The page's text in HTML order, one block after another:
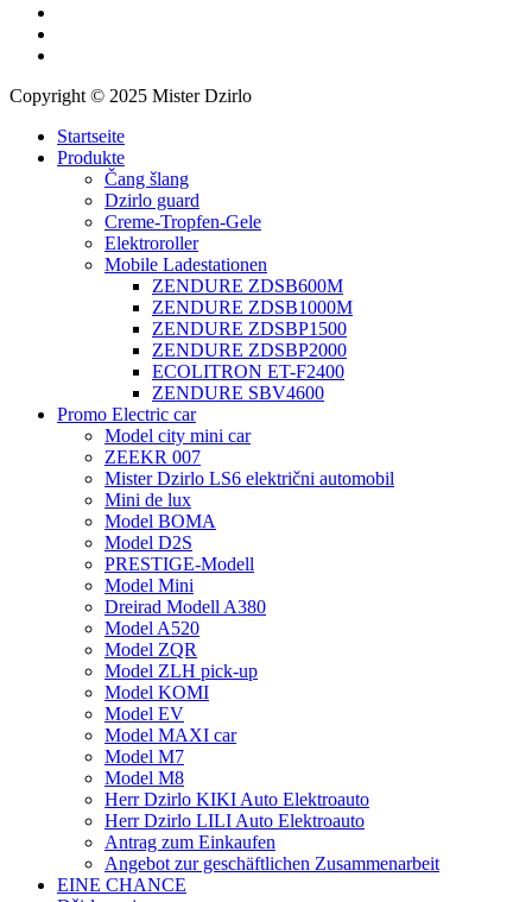
Copyright © 2025 Mister Dzirlo
Startseite
Produkte
Čang šlang
Dzirlo guard
Creme-Tropfen-Gele
Elektroroller
Mobile Ladestationen
ZENDURE ZDSB600M
ZENDURE ZDSB1000M
ZENDURE ZDSBP1500
ZENDURE ZDSBP2000
ECOLITRON ET-F2400
ZENDURE SBV4600
Promo Electric car
Model city mini car
ZEEKR 007
Mister Dzirlo LS6 električni automobil
Mini de lux
Model BOMA
Model D2S
PRESTIGE-Modell
Model Mini
Dreirad Modell A380
Model A520
Model ZQR
Model ZLH pick-up
Model KOMI
Model EV
Model MAXI car
Model M7
Model M8
Herr Dzirlo KIKI Auto Elektroauto
Herr Dzirlo LILI Auto Elektroauto
Antrag zum Einkaufen
Angebot zur geschäftlichen Zusammenarbeit
EINE CHANCE